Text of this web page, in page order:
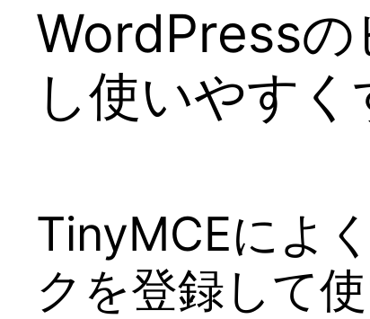
WordPress
し使いやすく
TinyMCEによ
クを登録して